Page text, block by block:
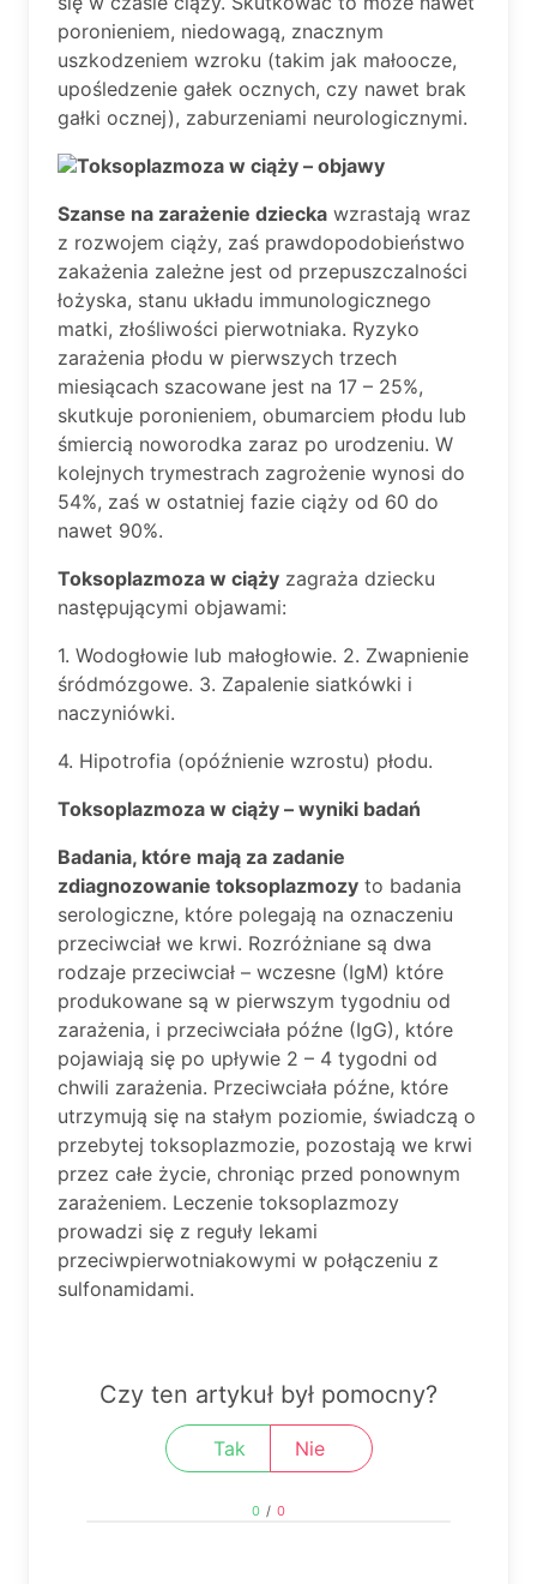
poronieniem, niedowagą, znacznym
uszkodzeniem wzroku (takim jak małoocze,
upośledzenie gałek ocznych, czy nawet brak
gałki ocznej), zaburzeniami neurologicznymi.
Toksoplazmoza w ciąży – objawy
Szanse na zarażenie dziecka wzrastają wraz
z rozwojem ciąży, zaś prawdopodobieństwo
zakażenia zależne jest od przepuszczalności
łożyska, stanu układu immunologicznego
matki, złośliwości pierwotniaka. Ryzyko
zarażenia płodu w pierwszych trzech
miesiącach szacowane jest na 17 – 25%,
skutkuje poronieniem, obumarciem płodu lub
śmiercią noworodka zaraz po urodzeniu. W
kolejnych trymestrach zagrożenie wynosi do
54%, zaś w ostatniej fazie ciąży od 60 do
nawet 90%.
Toksoplazmoza w ciąży zagraża dziecku
następującymi objawami:
1. Wodogłowie lub małogłowie. 2. Zwapnienie
śródmózgowe. 3. Zapalenie siatkówki i
naczyniówki.
4. Hipotrofia (opóźnienie wzrostu) płodu.
Toksoplazmoza w ciąży – wyniki badań
Badania, które mają za zadanie
zdiagnozowanie toksoplazmozy to badania
serologiczne, które polegają na oznaczeniu
przeciwciał we krwi. Rozróżniane są dwa
rodzaje przeciwciał – wczesne (IgM) które
produkowane są w pierwszym tygodniu od
zarażenia, i przeciwciała późne (IgG), które
pojawiają się po upływie 2 – 4 tygodni od
chwili zarażenia. Przeciwciała późne, które
utrzymują się na stałym poziomie, świadczą o
przebytej toksoplazmozie, pozostają we krwi
przez całe życie, chroniąc przed ponownym
zarażeniem. Leczenie toksoplazmozy
prowadzi się z reguły lekami
przeciwpierwotniakowymi w połączeniu z
sulfonamidami.
Czy ten artykuł był pomocny?
Tak Nie
0 / 0